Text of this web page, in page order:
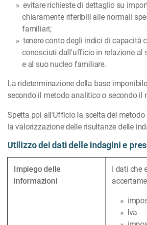
evitare richieste di dettaglio su
chiaramente riferibili alle normali
familiari;
tenere conto degli indici di capacità
conosciuti dall'ufficio in relazione al
e al suo nucleo familiare.
La rideterminazione della base
secondo il metodo analitico o secondo il
Spetta poi all'Ufficio la scelta del metodo
la valorizzazione delle risultanze delle
Utilizzo dei dati delle indagini e
Impiego delle
informazioni
I dati
Iva